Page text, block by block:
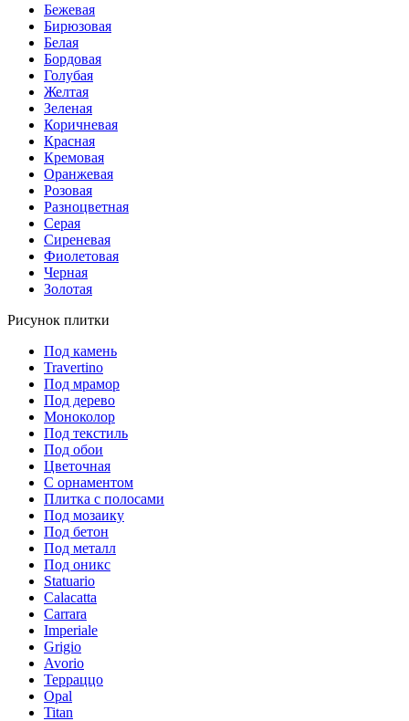
Бежевая
Бирюзовая
Белая
Бордовая
Голубая
Желтая
Зеленая
Коричневая
Красная
Кремовая
Оранжевая
Розовая
Разноцветная
Серая
Сиреневая
Фиолетовая
Черная
Золотая
Рисунок плитки
Под камень
Travertino
Под мрамор
Под дерево
Моноколор
Под текстиль
Под обои
Цветочная
С орнаментом
Плитка с полосами
Под мозаику
Под бетон
Под металл
Под оникс
Statuario
Calacatta
Carrara
Imperiale
Grigio
Avorio
Терраццо
Opal
Titan